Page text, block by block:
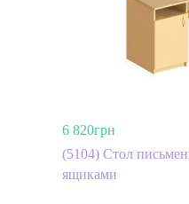
6 820грн
(5104) Стол
ящиками